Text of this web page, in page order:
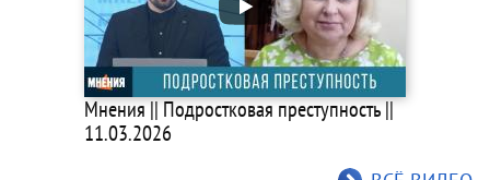
Мнения || Подростковая преступность ||
11.03.2026